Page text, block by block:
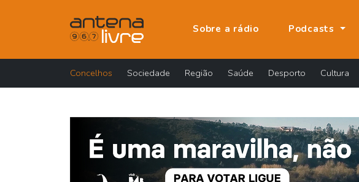
Sobre a rádio Podcasts
Concelhos Sociedade Região Saúde Desporto Cultura